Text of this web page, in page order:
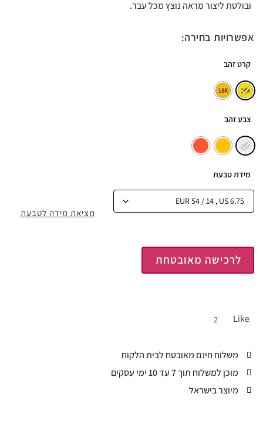
ובולטת ליצור מראה נוצץ מכל עבר.
אפשרויות בחירה:
קרט זהב
צבע זהב
מידת טבעת
לרכישה מאובטחת
Like
2
מציאת מידה לטבעת
משלוח חינם מאובטח לבית הלקוח
מוכן למשלוח תוך 7 עד 10 ימי עסקים
מיוצר בישראל